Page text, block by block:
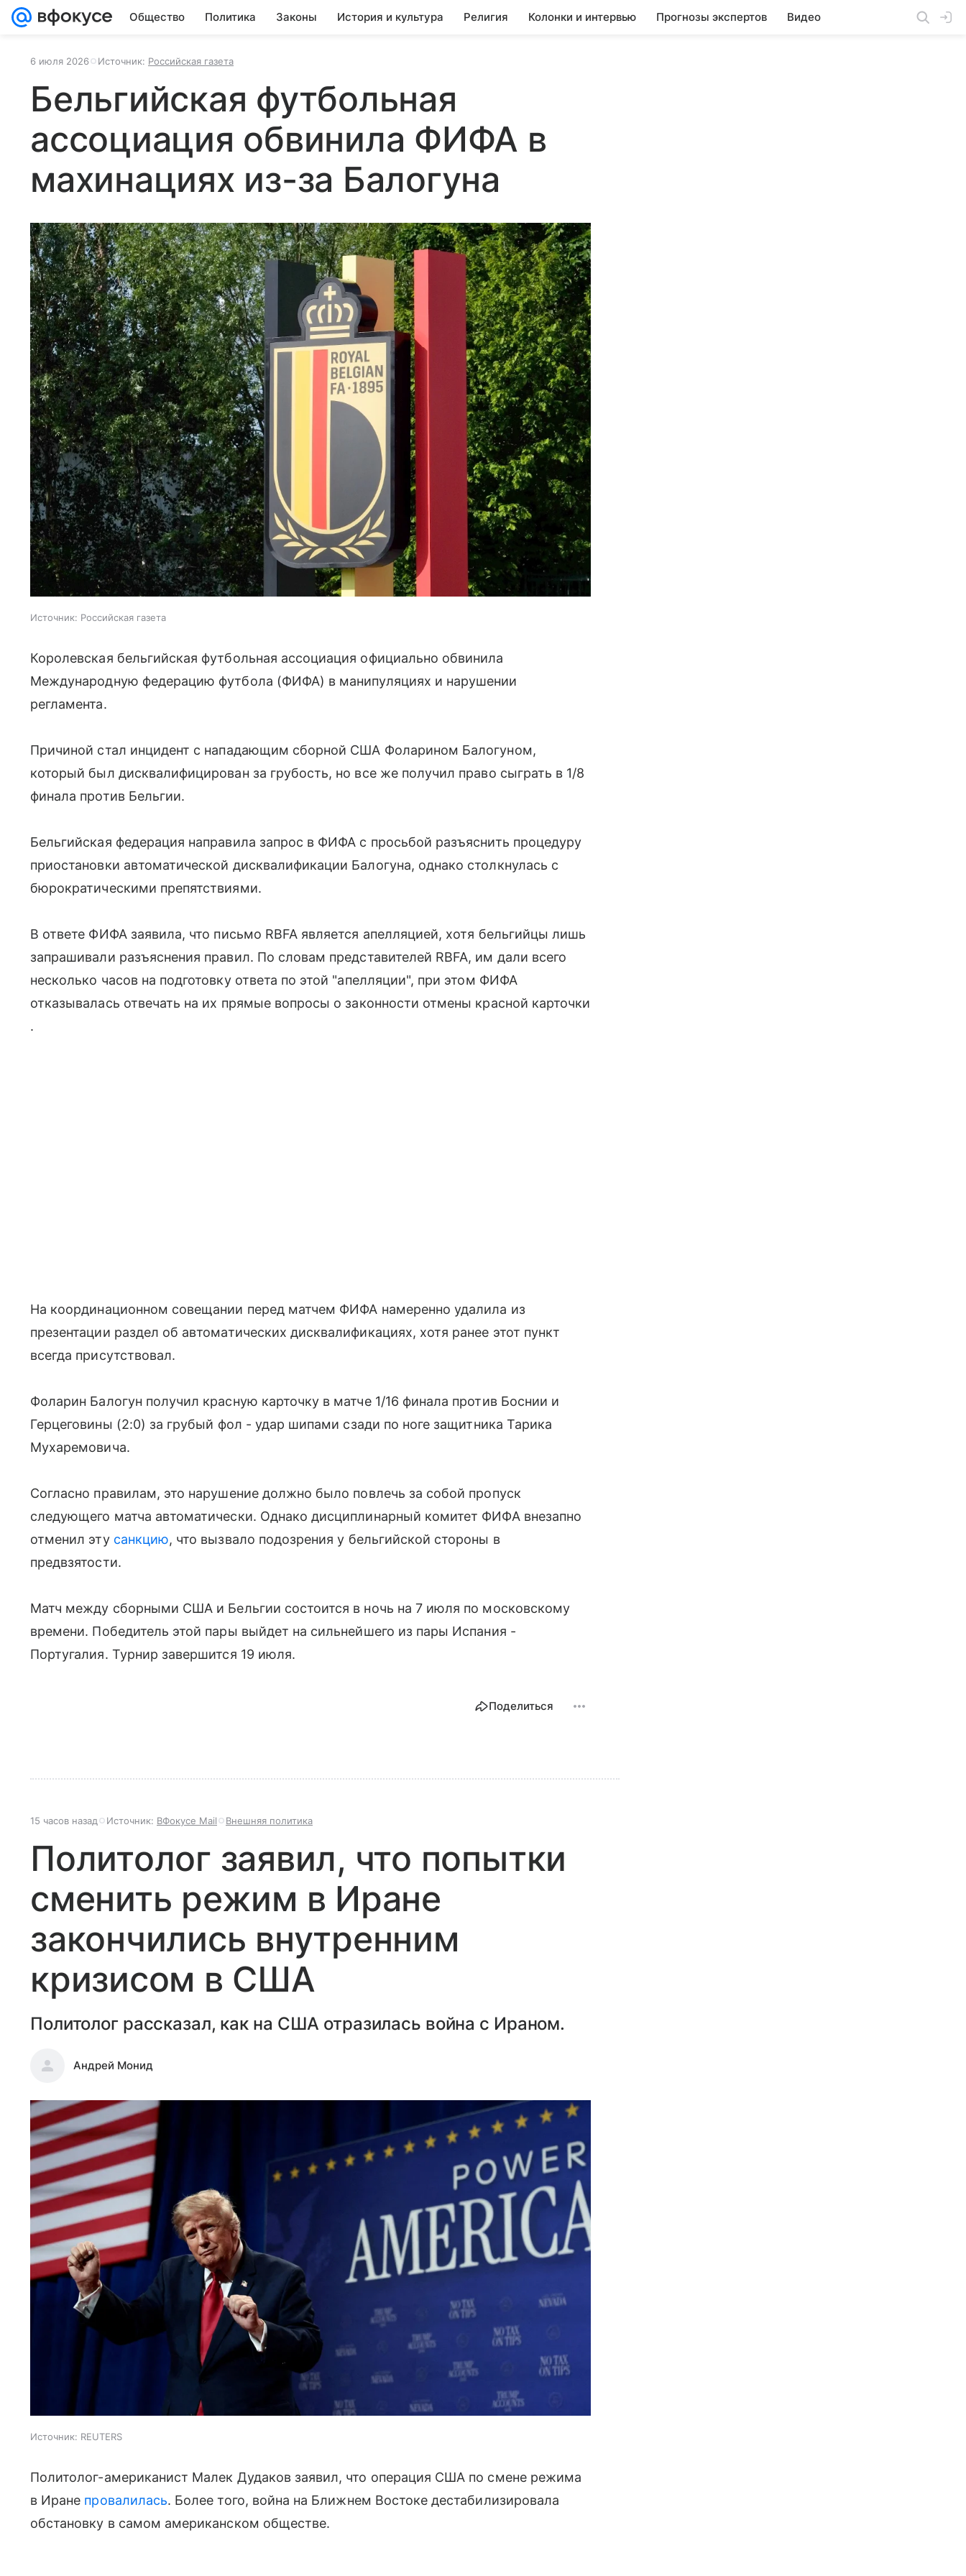
Общество Политика Законы История и культура Религия Колонки и интервью Прогнозы экспертов Видео
6 июля 2026 Источник: Российская газета
Бельгийская футбольная
ассоциация обвинила ФИФА в
махинациях из-за Балогуна
Источник: Российская газета
Королевская бельгийская футбольная ассоциация официально обвинила
Международную федерацию футбола (ФИФА) в манипуляциях и нарушении
регламента.
Причиной стал инцидент с нападающим сборной США Фоларином Балогуном,
который был дисквалифицирован за грубость, но все же получил право сыграть в 1/8
финала против Бельгии.
Бельгийская федерация направила запрос в ФИФА с просьбой разъяснить процедуру
приостановки автоматической дисквалификации Балогуна, однако столкнулась с
бюрократическими препятствиями.
В ответе ФИФА заявила, что письмо RBFA является апелляцией, хотя бельгийцы лишь
запрашивали разъяснения правил. По словам представителей RBFA, им дали всего
несколько часов на подготовку ответа по этой "апелляции", при этом ФИФА
отказывалась отвечать на их прямые вопросы о законности отмены красной карточки
.
На координационном совещании перед матчем ФИФА намеренно удалила из
презентации раздел об автоматических дисквалификациях, хотя ранее этот пункт
всегда присутствовал.
Фоларин Балогун получил красную карточку в матче 1/16 финала против Боснии и
Герцеговины (2:0) за грубый фол - удар шипами сзади по ноге защитника Тарика
Мухаремовича.
Согласно правилам, это нарушение должно было повлечь за собой пропуск
следующего матча автоматически. Однако дисциплинарный комитет ФИФА внезапно
отменил эту санкцию, что вызвало подозрения у бельгийской стороны в
предвзятости.
Матч между сборными США и Бельгии состоится в ночь на 7 июля по московскому
времени. Победитель этой пары выйдет на сильнейшего из пары Испания -
Португалия. Турнир завершится 19 июля.
Поделиться
15 часов назад Источник: ВФокусе Mail Внешняя политика
Политолог заявил, что попытки
сменить режим в Иране
закончились внутренним
кризисом в США
Политолог рассказал, как на США отразилась война с Ираном.
Андрей Монид
Источник: REUTERS
Политолог-американист Малек Дудаков заявил, что операция США по смене режима
в Иране провалилась. Более того, война на Ближнем Востоке дестабилизировала
обстановку в самом американском обществе.